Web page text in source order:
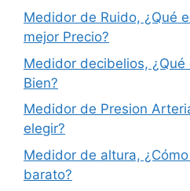
Medidor de Ruido, ¿Qué
mejor Precio?
Medidor decibelios,
Bien?
Medidor de Presion
elegir?
Medidor de altura,
barato?